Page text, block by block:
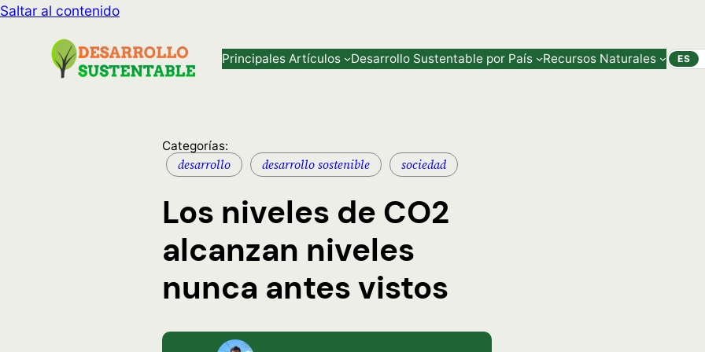
Saltar al contenido
Principales Artículos Desarrollo Sustentable por País Recursos Naturales ES
Categorías:
desarrollo desarrollo sostenible sociedad
Los niveles de CO2
alcanzan niveles
nunca antes vistos